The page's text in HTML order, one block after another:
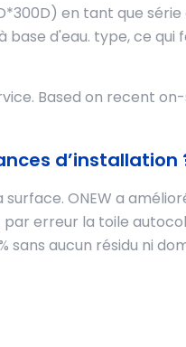
en tant que
d'eau. type, ce qui
Based on recent
d’installation
ONEW a
par erreur la toile
sans aucun résidu ni